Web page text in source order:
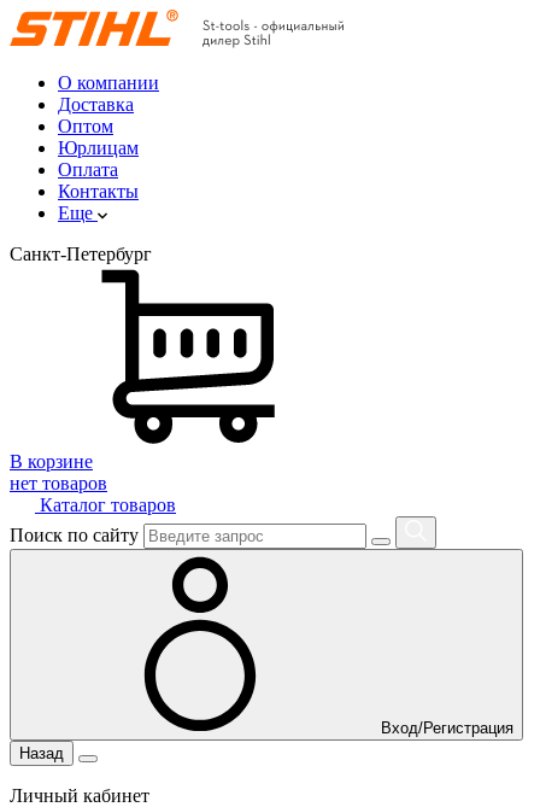
О компании
Доставка
Оптом
Юрлицам
Оплата
Контакты
Еще
Санкт-Петербург
В корзине
нет товаров
Каталог товаров
Поиск по сайту
Вход/Регистрация
Назад
Личный кабинет